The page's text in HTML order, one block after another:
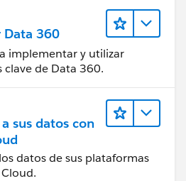
Data 360
implementar y utilizar
clave de Data 360.
sus datos con
datos de sus plataformas